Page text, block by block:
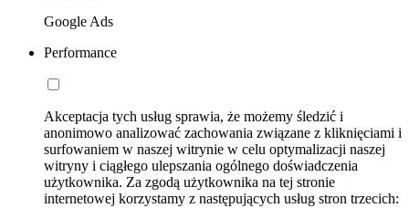
Google Ads
Performance
Akceptacja tych usług sprawia, że możemy śledzić i
anonimowo analizować zachowania związane z kliknięciami i
surfowaniem w naszej witrynie w celu optymalizacji naszej
witryny i ciągłego ulepszania ogólnego doświadczenia
użytkownika. Za zgodą użytkownika na tej stronie
internetowej korzystamy z następujących usług stron trzecich: